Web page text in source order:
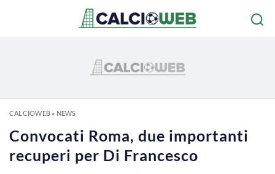
CALCIOWEB» NEWS
Convocati Roma, due importanti
recuperi per Di Francesco